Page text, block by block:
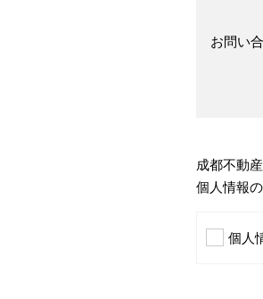
お問い
成都不動
個人情報
個人